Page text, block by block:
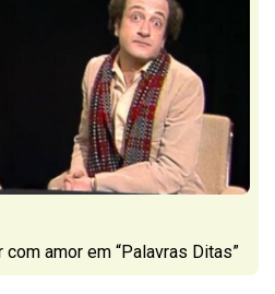
amor em “Palavras Ditas”